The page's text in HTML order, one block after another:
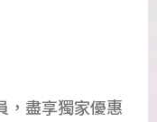
盡享獨家優惠